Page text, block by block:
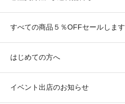
すべての商品５％OFFセールします
はじめての方へ
イベント出店のお知らせ